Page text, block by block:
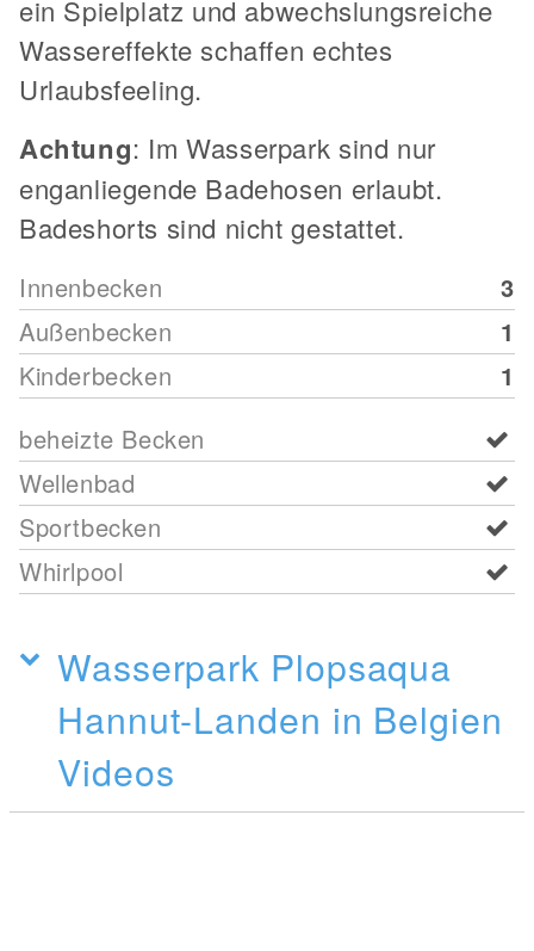
ein Spielplatz und abwechslungsreiche
Wassereffekte schaffen echtes
Urlaubsfeeling.
Achtung: Im Wasserpark sind nur
enganliegende Badehosen erlaubt.
Badeshorts sind nicht gestattet.
Innenbecken
3
Außenbecken
1
Kinderbecken
1
beheizte Becken
Wellenbad
Sportbecken
Whirlpool
Wasserpark Plopsaqua
Hannut-Landen in Belgien
Videos